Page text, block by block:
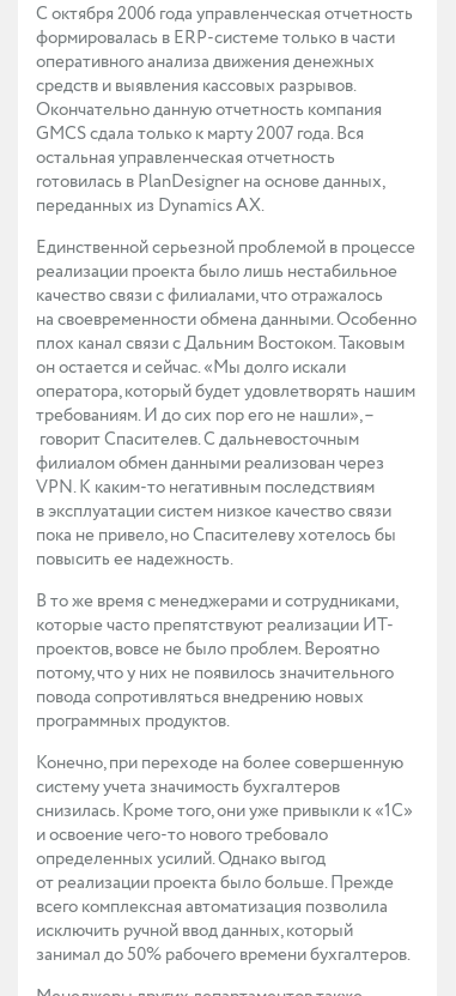
С октября 2006 года управленческая отчетность
формировалась в ERP-системе только в части
оперативного анализа движения денежных
средств и выявления кассовых разрывов.
Окончательно данную отчетность компания
GMCS сдала только к марту 2007 года. Вся
остальная управленческая отчетность
готовилась в PlanDesigner на основе данных,
переданных из Dynamics AX.
Единственной серьезной проблемой в процессе
реализации проекта было лишь нестабильное
качество связи с филиалами, что отражалось
на своевременности обмена данными. Особенно
плох канал связи с Дальним Востоком. Таковым
он остается и сейчас. «Мы долго искали
оператора, который будет удовлетворять нашим
требованиям. И до сих пор его не нашли», –
говорит Спасителев. С дальневосточным
филиалом обмен данными реализован через
VPN. К каким-то негативным последствиям
в эксплуатации систем низкое качество связи
пока не привело, но Спасителеву хотелось бы
повысить ее надежность.
В то же время с менеджерами и сотрудниками,
которые часто препятствуют реализации ИТ-
проектов, вовсе не было проблем. Вероятно
потому, что у них не появилось значительного
повода сопротивляться внедрению новых
программных продуктов.
Конечно, при переходе на более совершенную
систему учета значимость бухгалтеров
снизилась. Кроме того, они уже привыкли к «1С»
и освоение чего-то нового требовало
определенных усилий. Однако выгод
от реализации проекта было больше. Прежде
всего комплексная автоматизация позволила
исключить ручной ввод данных, который
занимал до 50% рабочего времени бухгалтеров.